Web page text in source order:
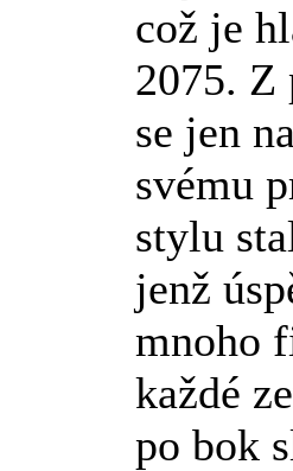
což je
2075. Z
se jen
svému
stylu
jenž
mnoho
každé
po bok